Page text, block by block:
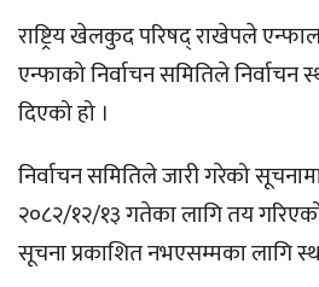
राष्ट्रिय खेलकुद परिषद् राखेपले
एन्फाको निर्वाचन समितिले
दिएको हो ।
निर्वाचन समितिले जारी गरेको
२०८२/१२/१३ गतेका लागि तय
सूचना प्रकाशित नभएसम्मका लागि